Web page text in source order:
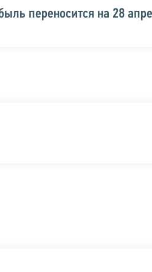
переносится на 28